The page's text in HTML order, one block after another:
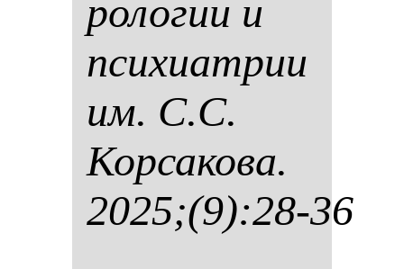
ро­ло­гии и
пси­хи­ат­рии
им. С.С.
Кор­са­ко­ва.
2025;(9):28-36